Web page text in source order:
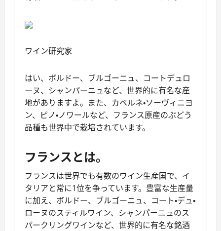
ワイン研究家
はい、ボルドー、ブルゴーニュ、コートデュロ
ーヌ、シャンパーニュなど、世界的に有名な産
地がありますよ。また、カベルネ・ソーヴィニヨ
ン、ピノ・ノワールなど、フランス原産のぶどう
品種も世界中で栽培されています。
フランスとは。
フランスは世界でも有数のワイン生産国で、イ
タリアと常に1位を争っています。豊富な生産量
に加え、ボルドー、ブルゴーニュ、コート・デュ・
ローヌのスティルワイン、シャンパーニュのス
パークリングワインなど、世界的に有名な銘酒